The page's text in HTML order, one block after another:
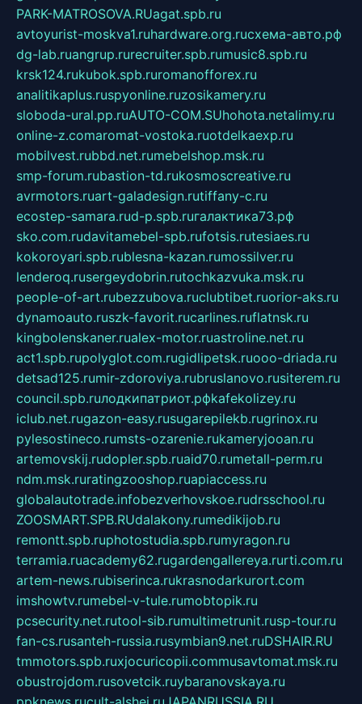
PARK-MATROSOVA.RUagat.spb.ru
avtoyurist-moskva1.ruhardware.org.ruсхема-авто.рф
dg-lab.ruangrup.rurecruiter.spb.rumusic8.spb.ru
krsk124.rukubok.spb.ruromanofforex.ru
analitikaplus.ruspyonline.ruzosikamery.ru
sloboda-ural.pp.ruAUTO-COM.SUhohota.netalimy.ru
online-z.comaromat-vostoka.ruotdelkaexp.ru
mobilvest.rubbd.net.rumebelshop.msk.ru
smp-forum.rubastion-td.rukosmoscreative.ru
avrmotors.ruart-galadesign.rutiffany-c.ru
ecostep-samara.rud-p.spb.ruгалактика73.рф
sko.com.rudavitamebel-spb.rufotsis.rutesiaes.ru
kokoroyari.spb.rublesna-kazan.rumossilver.ru
lenderoq.rusergeydobrin.rutochkazvuka.msk.ru
people-of-art.rubezzubova.ruclubtibet.ruorior-aks.ru
dynamoauto.ruszk-favorit.rucarlines.ruflatnsk.ru
kingbolenskaner.rualex-motor.ruastroline.net.ru
act1.spb.rupolyglot.com.rugidlipetsk.ruooo-driada.ru
detsad125.rumir-zdoroviya.rubruslanovo.rusiterem.ru
council.spb.ruлодкипатриот.рфkafekolizey.ru
iclub.net.rugazon-easy.rusugarepilekb.rugrinox.ru
pylesostineco.rumsts-ozarenie.rukameryjooan.ru
artemovskij.rudopler.spb.ruaid70.rumetall-perm.ru
ndm.msk.ruratingzooshop.ruapiaccess.ru
globalautotrade.infobezverhovskoe.rudrsschool.ru
ZOOSMART.SPB.RUdalakony.rumedikijob.ru
remontt.spb.ruphotostudia.spb.rumyragon.ru
terramia.ruacademy62.rugardengallereya.rurti.com.ru
artem-news.rubiserinca.rukrasnodarkurort.com
imshowtv.rumebel-v-tule.rumobtopik.ru
pcsecurity.net.rutool-sib.rumultimetrunit.rusp-tour.ru
fan-cs.rusanteh-russia.rusymbian9.net.ruDSHAIR.RU
tmmotors.spb.ruxjocuricopii.commusavtomat.msk.ru
obustrojdom.rusovetcik.ruybaranovskaya.ru